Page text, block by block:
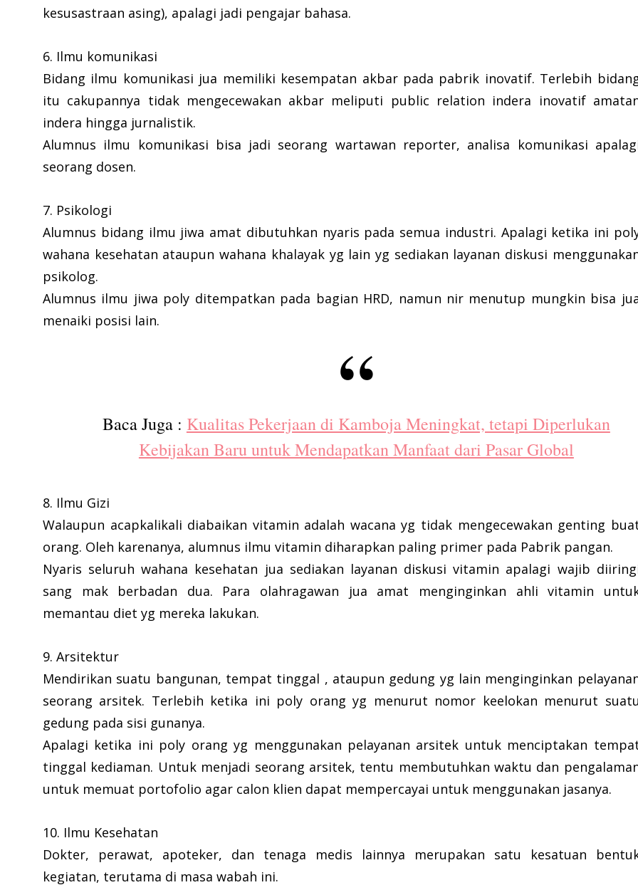
kesusastraan asing), apalagi jadi pengajar bahasa.
6. Ilmu komunikasi
Bidang ilmu komunikasi jua memiliki kesempatan akbar pada pabrik inovatif. Terlebih
itu cakupannya tidak mengecewakan akbar meliputi public relation indera inovatif
indera hingga jurnalistik.
Alumnus ilmu komunikasi bisa jadi seorang wartawan reporter, analisa komunikasi
seorang dosen.
7. Psikologi
Alumnus bidang ilmu jiwa amat dibutuhkan nyaris pada semua industri. Apalagi ketika ini
wahana kesehatan ataupun wahana khalayak yg lain yg sediakan layanan diskusi
psikolog.
Alumnus ilmu jiwa poly ditempatkan pada bagian HRD, namun nir menutup mungkin bisa
menaiki posisi lain.
Baca Juga : Kualitas Pekerjaan di Kamboja Meningkat, tetapi Diperlukan
Kebijakan Baru untuk Mendapatkan Manfaat dari Pasar Global
8. Ilmu Gizi
Walaupun acapkalikali diabaikan vitamin adalah wacana yg tidak mengecewakan genting
orang. Oleh karenanya, alumnus ilmu vitamin diharapkan paling primer pada Pabrik pangan.
Nyaris seluruh wahana kesehatan jua sediakan layanan diskusi vitamin apalagi wajib
sang mak berbadan dua. Para olahragawan jua amat menginginkan ahli vitamin
memantau diet yg mereka lakukan.
9. Arsitektur
Mendirikan suatu bangunan, tempat tinggal , ataupun gedung yg lain menginginkan
seorang arsitek. Terlebih ketika ini poly orang yg menurut nomor keelokan menurut suatu
gedung pada sisi gunanya.
Apalagi ketika ini poly orang yg menggunakan pelayanan arsitek untuk menciptakan
tinggal kediaman. Untuk menjadi seorang arsitek, tentu membutuhkan waktu dan
untuk memuat portofolio agar calon klien dapat mempercayai untuk menggunakan jasanya.
10. Ilmu Kesehatan
Dokter, perawat, apoteker, dan tenaga medis lainnya merupakan satu kesatuan
kegiatan, terutama di masa wabah ini.